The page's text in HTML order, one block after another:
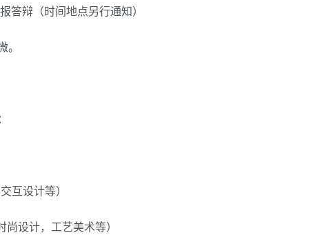
答辩（时间地点另行通知）
互设计等）
设计，工艺美术等）